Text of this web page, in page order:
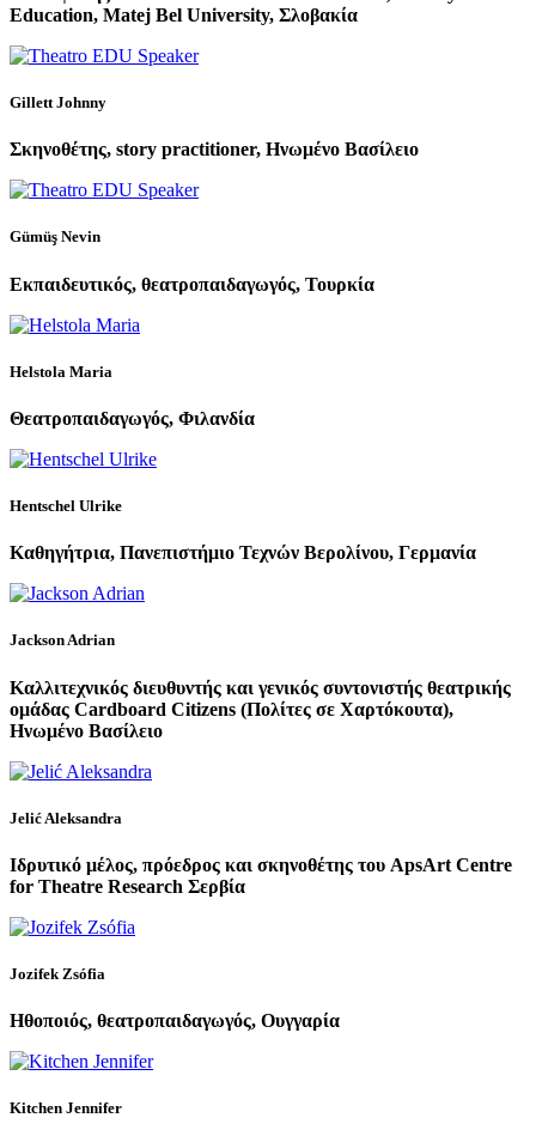
Education, Matej Bel University, Σλοβακία
Gillett Johnny
Σκηνοθέτης, story practitioner, Ηνωμένο Βασίλειο
Gümüş Nevin
Εκπαιδευτικός, θεατροπαιδαγωγός, Τουρκία
Helstola Maria
Θεατροπαιδαγωγός, Φιλανδία
Hentschel Ulrike
Καθηγήτρια, Πανεπιστήμιο Τεχνών Βερολίνου, Γερμανία
Jackson Adrian
Καλλιτεχνικός διευθυντής και γενικός συντονιστής θεατρικής
ομάδας Cardboard Citizens (Πολίτες σε Χαρτόκουτα),
Ηνωμένο Βασίλειο
Jelić Aleksandra
Ιδρυτικό μέλος, πρόεδρος και σκηνοθέτης του ApsArt Centre
for Theatre Research Σερβία
Jozifek Zsófia
Ηθοποιός, θεατροπαιδαγωγός, Ουγγαρία
Kitchen Jennifer